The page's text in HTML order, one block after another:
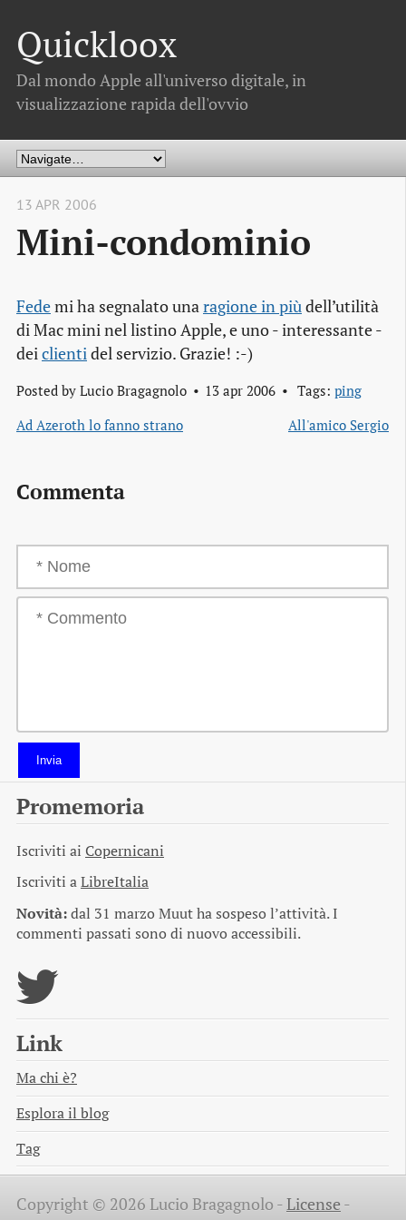
Quickloox
Dal mondo Apple all'universo digitale, in
visualizzazione rapida dell'ovvio
13 APR 2006
Mini-condominio
Fedemi ha segnalato unaragione in piùdell’utilità
di Mac mini nel listino Apple, e uno - interessante -
deiclientidel servizio. Grazie! :-)
Posted by Lucio Bragagnolo 13 apr 2006 Tags: ping
Ad Azeroth lo fanno strano
All'amico Sergio
Commenta
Invia
Promemoria
Iscriviti ai Copernicani
Iscriviti aLibreItalia
Novità:dal 31 marzo Muut ha sospeso l’attività. I
commenti passati sono di nuovo accessibili.
Link
Ma chi è?
Esplora il blog
Tag
Copyright © 2026 Lucio Bragagnolo -License -